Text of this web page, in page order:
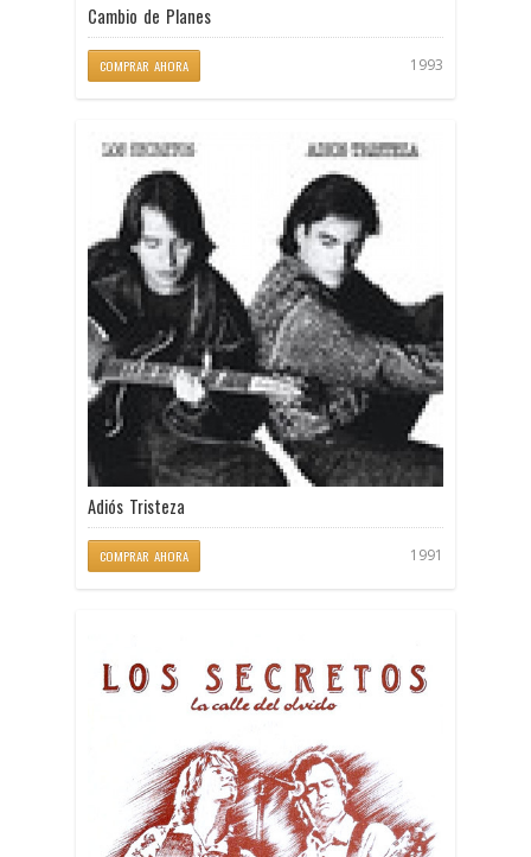
Cambio de Planes
COMPRAR AHORA 1993
Adiós Tristeza
COMPRAR AHORA 1991